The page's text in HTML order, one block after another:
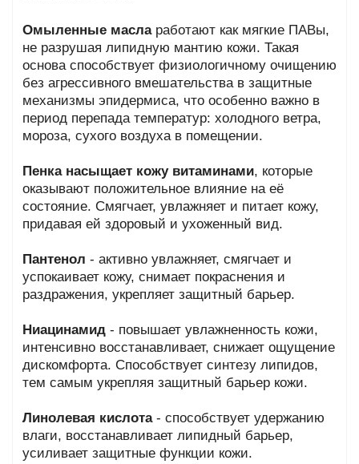
Омыленные маслаработают как мягкие ПАВы,
не разрушая липидную мантию кожи. Такая
основа способствует физиологичному очищению
без агрессивного вмешательства в защитные
механизмы эпидермиса, что особенно важно в
период перепада температур: холодного ветра,
мороза, сухого воздуха в помещении.
Пенка насыщает кожу витаминами, которые
оказывают положительное влияние на её
состояние. Смягчает, увлажняет и питает кожу,
придавая ей здоровый и ухоженный вид.
Пантенол - активно увлажняет, смягчает и
успокаивает кожу, снимает покраснения и
раздражения, укрепляет защитный барьер.
Ниацинамид - повышает увлажненность кожи,
интенсивно восстанавливает, снижает ощущение
дискомфорта. Способствует синтезу липидов,
тем самым укрепляя защитный барьер кожи.
Линолевая кислота- способствует удержанию
влаги, восстанавливает липидный барьер,
усиливает защитные функции кожи.